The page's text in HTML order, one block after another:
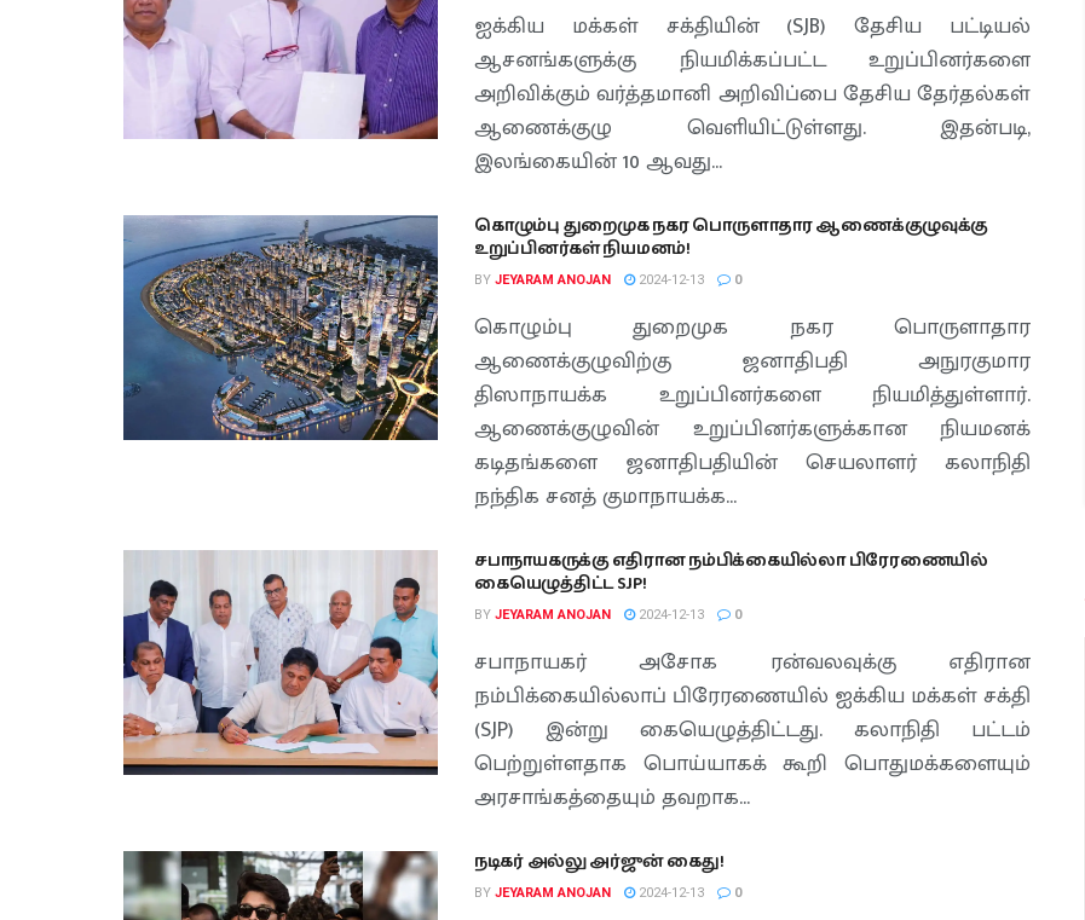
ஐக்கிய மக்கள் சக்தியின் (SJB) தேசிய பட்டியல்
ஆசனங்களுக்கு நியமிக்கப்பட்ட உறுப்பினர்களை
அறிவிக்கும் வர்த்தமானி அறிவிப்பை தேசிய தேர்தல்கள்
ஆணைக்குழு வெளியிட்டுள்ளது. இதன்படி,
இலங்கையின் 10 ஆவது...
கொழும்பு துறைமுக நகர பொருளாதார ஆணைக்குழுவுக்கு
உறுப்பினர்கள் நியமனம்!
BY JEYARAM ANOJAN 2024-12-13 0
கொழும்பு துறைமுக நகர பொருளாதார
ஆணைக்குழுவிற்கு ஜனாதிபதி அநுரகுமார
திஸாநாயக்க உறுப்பினர்களை நியமித்துள்ளார்.
ஆணைக்குழுவின் உறுப்பினர்களுக்கான நியமனக்
கடிதங்களை ஜனாதிபதியின் செயலாளர் கலாநிதி
நந்திக சனத் குமாநாயக்க...
சபாநாயகருக்கு எதிரான நம்பிக்கையில்லா பிரேரணையில்
கையெழுத்திட்ட SJP!
BY JEYARAM ANOJAN 2024-12-13 0
சபாநாயகர் அசோக ரன்வலவுக்கு எதிரான
நம்பிக்கையில்லாப் பிரேரணையில் ஐக்கிய மக்கள் சக்தி
(SJP) இன்று கையெழுத்திட்டது. கலாநிதி பட்டம்
பெற்றுள்ளதாக பொய்யாகக் கூறி பொதுமக்களையும்
அரசாங்கத்தையும் தவறாக...
நடிகர் அல்லு அர்ஜுன் கைது!
BY JEYARAM ANOJAN 2024-12-13 0